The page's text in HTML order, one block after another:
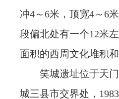
冲4～6米，顶宽4～6
段偏北处有一个12米
面积的西周文化堆积和
笑城遗址位于天
城三县市交界处，